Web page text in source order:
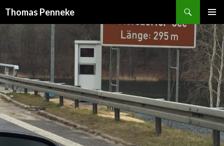
Thomas Penneke
MENÜ